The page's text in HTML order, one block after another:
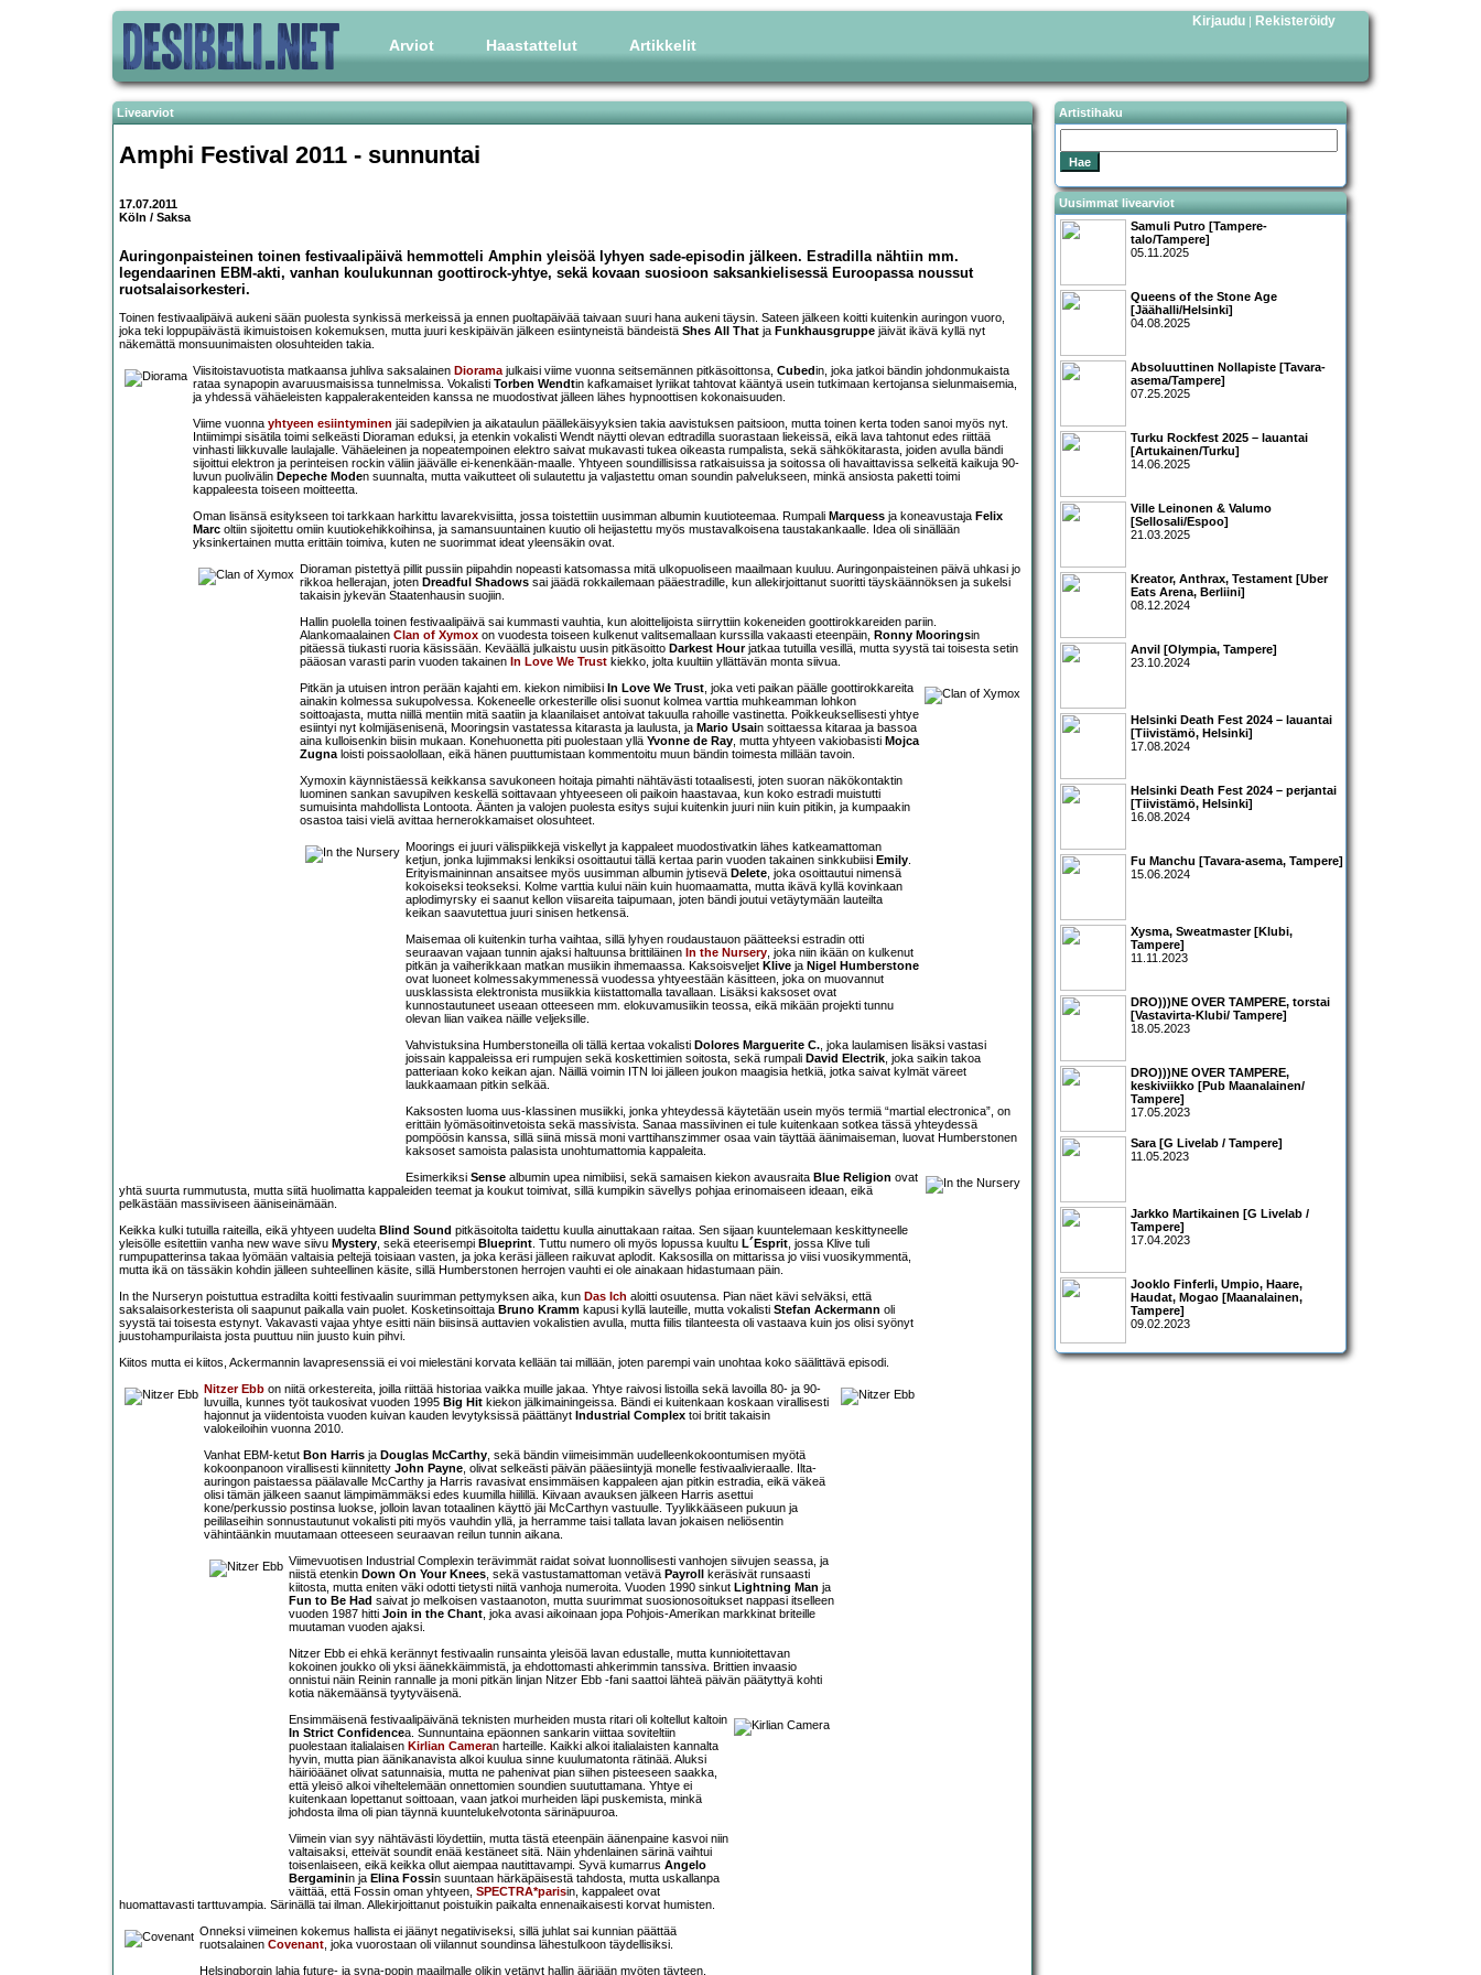
Arviot Haastattelut Artikkelit
Kirjaudu | Rekisteröidy
Livearviot
Amphi Festival 2011 - sunnuntai
17.07.2011
Köln / Saksa
Auringonpaisteinen toinen festivaalipäivä hemmotteli Amphin yleisöä lyhyen sade-episodin jälkeen. Estradilla nähtiin mm.
legendaarinen EBM-akti, vanhan koulukunnan goottirock-yhtye, sekä kovaan suosioon saksankielisessä Euroopassa noussut
ruotsalaisorkesteri.
Toinen festivaalipäivä aukeni sään puolesta synkissä merkeissä ja ennen puoltapäivää taivaan suuri hana aukeni täysin. Sateen jälkeen koitti kuitenkin auringon vuoro,
joka teki loppupäivästä ikimuistoisen kokemuksen, mutta juuri keskipäivän jälkeen esiintyneistä bändeistä Shes All That ja Funkhausgruppe jäivät ikävä kyllä nyt
näkemättä monsuunimaisten olosuhteiden takia.
Viisitoistavuotista matkaansa juhliva saksalainen Dioramajulkaisi viime vuonna seitsemännen pitkäsoittonsa, Cubedin, joka jatkoi bändin johdonmukaista
rataa synapopin avaruusmaisissa tunnelmissa. Vokalisti Torben Wendtin kafkamaiset lyriikat tahtovat kääntyä usein tutkimaan kertojansa sielunmaisemia,
ja yhdessä vähäeleisten kappalerakenteiden kanssa ne muodostivat jälleen lähes hypnoottisen kokonaisuuden.
Viime vuonna yhtyeen esiintyminen jäi sadepilvien ja aikataulun päällekäisyyksien takia aavistuksen paitsioon, mutta toinen kerta toden sanoi myös nyt.
Intiimimpi sisätila toimi selkeästi Dioraman eduksi, ja etenkin vokalisti Wendt näytti olevan edtradilla suorastaan liekeissä, eikä lava tahtonut edes riittää
vinhasti liikkuvalle laulajalle. Vähäeleinen ja nopeatempoinen elektro saivat mukavasti tukea oikeasta rumpalista, sekä sähkökitarasta, joiden avulla bändi
sijoittui elektron ja perinteisen rockin väliin jäävälle ei-kenenkään-maalle. Yhtyeen soundillisissa ratkaisuissa ja soitossa oli havaittavissa selkeitä kaikuja 90-
luvun puolivälin Depeche Moden suunnalta, mutta vaikutteet oli sulautettu ja valjastettu oman soundin palvelukseen, minkä ansiosta paketti toimi
kappaleesta toiseen moitteetta.
Oman lisänsä esitykseen toi tarkkaan harkittu lavarekvisiitta, jossa toistettiin uusimman albumin kuutioteemaa. Rumpali Marquess ja koneavustaja Felix
Marc oltiin sijoitettu omiin kuutiokehikkoihinsa, ja samansuuntainen kuutio oli heijastettu myös mustavalkoisena taustakankaalle. Idea oli sinällään
yksinkertainen mutta erittäin toimiva, kuten ne suorimmat ideat yleensäkin ovat.
Dioraman pistettyä pillit pussiin piipahdin nopeasti katsomassa mitä ulkopuoliseen maailmaan kuuluu. Auringonpaisteinen päivä uhkasi jo
rikkoa hellerajan, joten Dreadful Shadows sai jäädä rokkailemaan pääestradille, kun allekirjoittanut suoritti täyskäännöksen ja sukelsi
takaisin jykevän Staatenhausin suojiin.
Hallin puolella toinen festivaalipäivä sai kummasti vauhtia, kun aloittelijoista siirryttiin kokeneiden goottirokkareiden pariin.
Alankomaalainen Clan of Xymox on vuodesta toiseen kulkenut valitsemallaan kurssilla vakaasti eteenpäin, Ronny Mooringsin
pitäessä tiukasti ruoria käsissään. Keväällä julkaistu uusin pitkäsoitto Darkest Hourjatkaa tutuilla vesillä, mutta syystä tai toisesta setin
pääosan varasti parin vuoden takainen In Love We Trust kiekko, jolta kuultiin yllättävän monta siivua.
Pitkän ja utuisen intron perään kajahti em. kiekon nimibiisi In Love We Trust, joka veti paikan päälle goottirokkareita
ainakin kolmessa sukupolvessa. Kokeneelle orkesterille olisi suonut kolmea varttia muhkeamman lohkon
soittoajasta, mutta niillä mentiin mitä saatiin ja klaanilaiset antoivat takuulla rahoille vastinetta. Poikkeuksellisesti yhtye
esiintyi nyt kolmijäsenisenä, Mooringsin vastatessa kitarasta ja laulusta, ja Mario Usain soittaessa kitaraa ja bassoa
aina kulloisenkin biisin mukaan. Konehuonetta piti puolestaan yllä Yvonne de Ray, mutta yhtyeen vakiobasisti Mojca
Zugnaloisti poissaolollaan, eikä hänen puuttumistaan kommentoitu muun bändin toimesta millään tavoin.
Xymoxin käynnistäessä keikkansa savukoneen hoitaja pimahti nähtävästi totaalisesti, joten suoran näkökontaktin
luominen sankan savupilven keskellä soittavaan yhtyeeseen oli paikoin haastavaa, kun koko estradi muistutti
sumuisinta mahdollista Lontoota. Äänten ja valojen puolesta esitys sujui kuitenkin juuri niin kuin pitikin, ja kumpaakin
osastoa taisi vielä avittaa hernerokkamaiset olosuhteet.
Moorings ei juuri välispiikkejä viskellyt ja kappaleet muodostivatkin lähes katkeamattoman
ketjun, jonka lujimmaksi lenkiksi osoittautui tällä kertaa parin vuoden takainen sinkkubiisi Emily.
Erityismaininnan ansaitsee myös uusimman albumin jytisevä Delete, joka osoittautui nimensä
kokoiseksi teokseksi. Kolme varttia kului näin kuin huomaamatta, mutta ikävä kyllä kovinkaan
aplodimyrsky ei saanut kellon viisareita taipumaan, joten bändi joutui vetäytymään lauteilta
keikan saavutettua juuri sinisen hetkensä.
Maisemaa oli kuitenkin turha vaihtaa, sillä lyhyen roudaustauon päätteeksi estradin otti
seuraavan vajaan tunnin ajaksi haltuunsa brittiläinen In the Nursery, joka niin ikään on kulkenut
pitkän ja vaiherikkaan matkan musiikin ihmemaassa. Kaksoisveljet Klive ja Nigel Humberstone
ovat luoneet kolmessakymmenessä vuodessa yhtyeestään käsitteen, joka on muovannut
uusklassista elektronista musiikkia kiistattomalla tavallaan. Lisäksi kaksoset ovat
kunnostautuneet useaan otteeseen mm. elokuvamusiikin teossa, eikä mikään projekti tunnu
olevan liian vaikea näille veljeksille.
Vahvistuksina Humberstoneilla oli tällä kertaa vokalisti Dolores Marguerite C., joka laulamisen lisäksi vastasi
joissain kappaleissa eri rumpujen sekä koskettimien soitosta, sekä rumpali David Electrik, joka saikin takoa
patteriaan koko keikan ajan. Näillä voimin ITN loi jälleen joukon maagisia hetkiä, jotka saivat kylmät väreet
laukkaamaan pitkin selkää.
Kaksosten luoma uus-klassinen musiikki, jonka yhteydessä käytetään usein myös termiä “martial electronica”, on
erittäin lyömäsoitinvetoista sekä massivista. Sanaa massiivinen ei tule kuitenkaan sotkea tässä yhteydessä
pompöösin kanssa, sillä siinä missä moni varttihanszimmer osaa vain täyttää äänimaiseman, luovat Humberstonen
kaksoset samoista palasista unohtumattomia kappaleita.
Esimerkiksi Sense albumin upea nimibiisi, sekä samaisen kiekon avausraita Blue Religion ovat
yhtä suurta rummutusta, mutta siitä huolimatta kappaleiden teemat ja koukut toimivat, sillä kumpikin sävellys pohjaa erinomaiseen ideaan, eikä
pelkästään massiiviseen ääniseinämään.
Keikka kulki tutuilla raiteilla, eikä yhtyeen uudelta Blind Sound pitkäsoitolta taidettu kuulla ainuttakaan raitaa. Sen sijaan kuuntelemaan keskittyneelle
yleisölle esitettiin vanha new wave siivu Mystery, sekä eteerisempi Blueprint. Tuttu numero oli myös lopussa kuultu L´Esprit, jossa Klive tuli
rumpupatterinsa takaa lyömään valtaisia peltejä toisiaan vasten, ja joka keräsi jälleen raikuvat aplodit. Kaksosilla on mittarissa jo viisi vuosikymmentä,
mutta ikä on tässäkin kohdin jälleen suhteellinen käsite, sillä Humberstonen herrojen vauhti ei ole ainakaan hidastumaan päin.
In the Nurseryn poistuttua estradilta koitti festivaalin suurimman pettymyksen aika, kun Das Ich aloitti osuutensa. Pian näet kävi selväksi, että
saksalaisorkesterista oli saapunut paikalla vain puolet. Kosketinsoittaja Bruno Kramm kapusi kyllä lauteille, mutta vokalisti Stefan Ackermann oli
syystä tai toisesta estynyt. Vakavasti vajaa yhtye esitti näin biisinsä auttavien vokalistien avulla, mutta fiilis tilanteesta oli vastaava kuin jos olisi syönyt
juustohampurilaista josta puuttuu niin juusto kuin pihvi.
Kiitos mutta ei kiitos, Ackermannin lavapresenssiä ei voi mielestäni korvata kellään tai millään, joten parempi vain unohtaa koko säälittävä episodi.
Nitzer Ebb on niitä orkestereita, joilla riittää historiaa vaikka muille jakaa. Yhtye raivosi listoilla sekä lavoilla 80- ja 90-
luvuilla, kunnes työt taukosivat vuoden 1995 Big Hit kiekon jälkimainingeissa. Bändi ei kuitenkaan koskaan virallisesti
hajonnut ja viidentoista vuoden kuivan kauden levytyksissä päättänyt Industrial Complex toi britit takaisin
valokeiloihin vuonna 2010.
Vanhat EBM-ketut Bon Harris ja Douglas McCarthy, sekä bändin viimeisimmän uudelleenkokoontumisen myötä
kokoonpanoon virallisesti kiinnitetty John Payne, olivat selkeästi päivän pääesiintyjä monelle festivaalivieraalle. Ilta-
auringon paistaessa päälavalle McCarthy ja Harris ravasivat ensimmäisen kappaleen ajan pitkin estradia, eikä väkeä
olisi tämän jälkeen saanut lämpimämmäksi edes kuumilla hiilillä. Kiivaan avauksen jälkeen Harris asettui
kone/perkussio postinsa luokse, jolloin lavan totaalinen käyttö jäi McCarthyn vastuulle. Tyylikkääseen pukuun ja
peililaseihin sonnustautunut vokalisti piti myös vauhdin yllä, ja herramme taisi tallata lavan jokaisen neliösentin
vähintäänkin muutamaan otteeseen seuraavan reilun tunnin aikana.
Viimevuotisen Industrial Complexin terävimmät raidat soivat luonnollisesti vanhojen siivujen seassa, ja
niistä etenkin Down On Your Knees, sekä vastustamattoman vetävä Payroll
keräsivät runsaasti
kiitosta, mutta eniten väki odotti tietysti niitä vanhoja numeroita. Vuoden 1990 sinkut Lightning Man ja
Fun to Be Had saivat jo melkoisen vastaanoton, mutta suurimmat suosionosoitukset nappasi itselleen
vuoden 1987 hitti Join in the Chant, joka avasi aikoinaan jopa Pohjois-Amerikan markkinat briteille
muutaman vuoden ajaksi.
Nitzer Ebb ei ehkä kerännyt festivaalin runsainta yleisöä lavan edustalle, mutta kunnioitettavan
kokoinen joukko oli yksi äänekkäimmistä, ja ehdottomasti ahkerimmin tanssiva. Brittien invaasio
onnistui näin Reinin rannalle ja moni pitkän linjan Nitzer Ebb -fani saattoi lähteä päivän päätyttyä kohti
kotia näkemäänsä tyytyväisenä.
Ensimmäisenä festivaalipäivänä teknisten murheiden musta ritari oli koltellut kaltoin
In Strict Confidencea. Sunnuntaina epäonnen sankarin viittaa soviteltiin
puolestaan italialaisen Kirlian Cameran harteille. Kaikki alkoi italialaisten kannalta
hyvin, mutta pian äänikanavista alkoi kuulua sinne kuulumatonta rätinää. Aluksi
häiriöäänet olivat satunnaisia, mutta ne pahenivat pian siihen pisteeseen saakka,
että yleisö alkoi viheltelemään onnettomien soundien suututtamana. Yhtye ei
kuitenkaan lopettanut soittoaan, vaan jatkoi murheiden läpi puskemista, minkä
johdosta ilma oli pian täynnä kuuntelukelvotonta särinäpuuroa.
Viimein vian syy nähtävästi löydettiin, mutta tästä eteenpäin äänenpaine kasvoi niin
valtaisaksi, etteivät soundit enää kestäneet sitä. Näin yhdenlainen särinä vaihtui
toisenlaiseen, eikä keikka ollut aiempaa nautittavampi. Syvä kumarrus Angelo
Bergaminin ja Elina Fossin suuntaan härkäpäisestä tahdosta, mutta uskallanpa
väittää, että Fossin oman yhtyeen, SPECTRA*parisin, kappaleet ovat
huomattavasti tarttuvampia. Särinällä tai ilman. Allekirjoittanut poistuikin paikalta ennenaikaisesti korvat humisten.
Onneksi viimeinen kokemus hallista ei jäänyt negatiiviseksi, sillä juhlat sai kunnian päättää
ruotsalainen Covenant, joka vuorostaan oli viilannut soundinsa lähestulkoon täydellisiksi.
Helsingborgin lahja future- ja syna-popin maailmalle olikin vetänyt hallin ääriään myöten täyteen,
Artistihaku
Uusimmat livearviot
Samuli Putro [Tampere-
talo/Tampere]
05.11.2025
Queens of the Stone Age
[Jäähalli/Helsinki]
04.08.2025
Absoluuttinen Nollapiste [Tavara-
asema/Tampere]
07.25.2025
Turku Rockfest 2025 – lauantai
[Artukainen/Turku]
14.06.2025
Ville Leinonen & Valumo
[Sellosali/Espoo]
21.03.2025
Kreator, Anthrax, Testament [Uber
Eats Arena, Berliini]
08.12.2024
Anvil [Olympia, Tampere]
23.10.2024
Helsinki Death Fest 2024 – lauantai
[Tiivistämö, Helsinki]
17.08.2024
Helsinki Death Fest 2024 – perjantai
[Tiivistämö, Helsinki]
16.08.2024
Fu Manchu [Tavara-asema, Tampere]
15.06.2024
Xysma, Sweatmaster [Klubi,
Tampere]
11.11.2023
DRO)))NE OVER TAMPERE, torstai
[Vastavirta-Klubi/ Tampere]
18.05.2023
DRO)))NE OVER TAMPERE,
keskiviikko [Pub Maanalainen/
Tampere]
17.05.2023
Sara [G Livelab / Tampere]
11.05.2023
Jarkko Martikainen [G Livelab /
Tampere]
17.04.2023
Jooklo Finferli, Umpio, Haare,
Haudat, Mogao [Maanalainen,
Tampere]
09.02.2023